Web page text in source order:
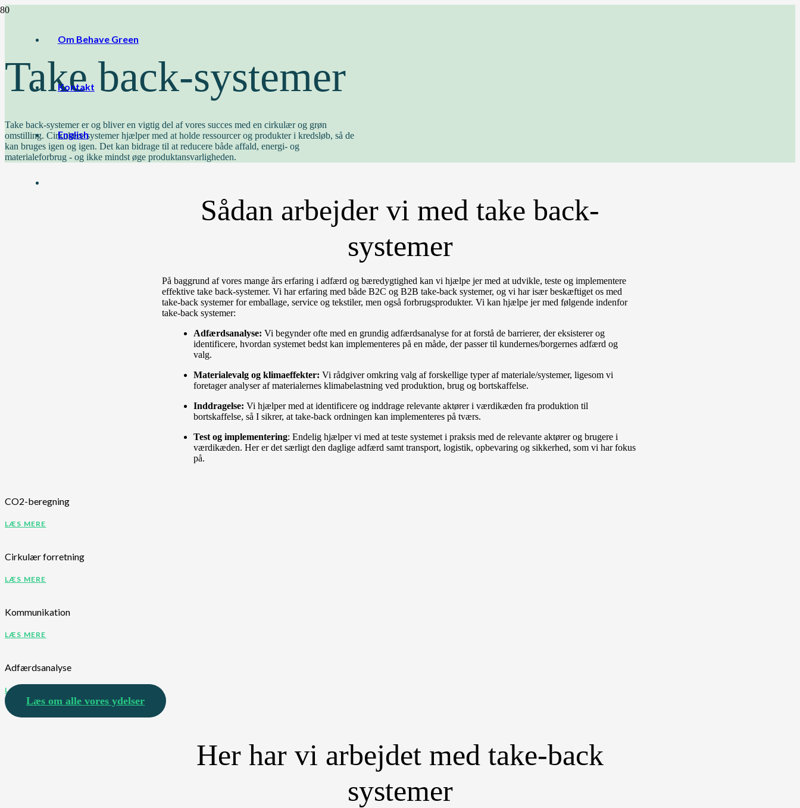
Om Behave Green
Kontakt
English
Take back-systemer
Take back-systemer er og bliver en vigtig del af vores succes med en cirkulær og grøn
omstilling. Cirkulære systemer hjælper med at holde ressourcer og produkter i kredsløb, så de
kan bruges igen og igen. Det kan bidrage til at reducere både affald, energi- og
materialeforbrug - og ikke mindst øge produktansvarligheden.
Sådan arbejder vi med take back-
systemer
På baggrund af vores mange års erfaring i adfærd og bæredygtighed kan vi hjælpe jer med at udvikle, teste og implementere
effektive take back-systemer. Vi har erfaring med både B2C og B2B take-back systemer, og vi har især beskæftiget os med
take-back systemer for emballage, service og tekstiler, men også forbrugsprodukter. Vi kan hjælpe jer med følgende indenfor
take-back systemer:
Adfærdsanalyse: Vi begynder ofte med en grundig adfærdsanalyse for at forstå de barrierer, der eksisterer og
identificere, hvordan systemet bedst kan implementeres på en måde, der passer til kundernes/borgernes adfærd og
valg.
Materialevalg og klimaeffekter: Vi rådgiver omkring valg af forskellige typer af materiale/systemer, ligesom vi
foretager analyser af materialernes klimabelastning ved produktion, brug og bortskaffelse.
Inddragelse: Vi hjælper med at identificere og inddrage relevante aktører i værdikæden fra produktion til
bortskaffelse, så I sikrer, at take-back ordningen kan implementeres på tværs.
Test og implementering: Endelig hjælper vi med at teste systemet i praksis med de relevante aktører og brugere i
værdikæden. Her er det særligt den daglige adfærd samt transport, logistik, opbevaring og sikkerhed, som vi har fokus
på.
CO2-beregning
LÆS MERE
Cirkulær forretning
LÆS MERE
Kommunikation
LÆS MERE
Adfærdsanalyse
LÆS MERE
Læs om alle vores ydelser
Her har vi arbejdet med take-back
systemer